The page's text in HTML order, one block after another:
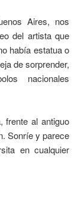
Aires, nos
del artista que
había estatua o
de sorprender,
nacionales
frente al antiguo
Sonríe y parece
en cualquier